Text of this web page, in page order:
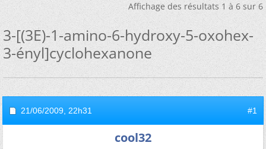
Affichage des résultats 1 à 6 sur 6
3-[(3E)-1-amino-6-hydroxy-5-oxohex-
3-ényl]cyclohexanone
21/06/2009, 22h31 #1
cool32